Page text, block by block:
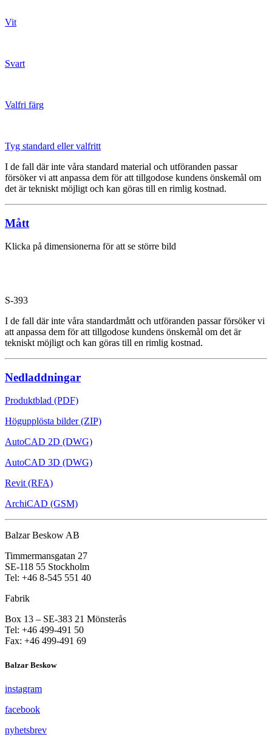
Vit
Svart
Valfri färg
Tyg standard eller valfritt
I de fall där inte våra standard material och utföranden passar
försöker vi att anpassa dem för att tillgodose kundens önskemål om
det är tekniskt möjligt och kan göras till en rimlig kostnad.
Mått
Klicka på dimensionerna för att se större bild
S-393
I de fall där inte våra standardmått och utföranden passar försöker vi
att anpassa dem för att tillgodose kundens önskemål om det är
tekniskt möjligt och kan göras till en rimlig kostnad.
Nedladdningar
Produktblad (PDF)
Högupplösta bilder (ZIP)
AutoCAD 2D (DWG)
AutoCAD 3D (DWG)
Revit (RFA)
ArchiCAD (GSM)
Balzar Beskow AB
Timmermansgatan 27
SE-118 55 Stockholm
Tel: +46 8-545 551 40
Fabrik
Box 13 – SE-383 21 Mönsterås
Tel: +46 499-491 50
Fax: +46 499-491 69
Balzar Beskow
instagram
facebook
nyhetsbrev